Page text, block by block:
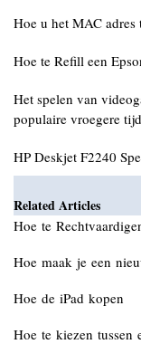
Hoe u het MAC
Hoe te Refill een
Het spelen van
populaire vroegere
HP Deskjet F2240
Related Articles
Hoe te
Hoe maak je een
Hoe de iPad kopen
Hoe te kiezen